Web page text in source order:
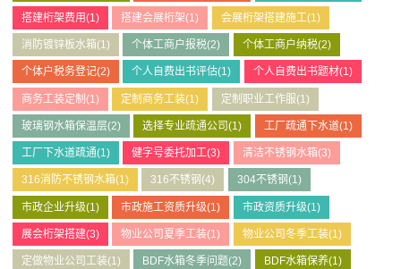
搭建桁架费用(1) 搭建会展桁架(1) 会展桁架搭建施工(1)
消防镀锌板水箱(1) 个体工商户报税(2) 个体工商户纳税(2)
个体户税务登记(2) 个人自费出书评估(1) 个人自费出书题材(1)
商务工装定制 (1) 定制商务工装(1) 定制职业工作服(1)
玻璃钢水箱保温层(2) 选择专业疏通公司(1) 工厂疏通下水道(1)
工厂下水道疏通(1) 健字号委托加工(3) 清洁不锈钢水箱(3)
316消防不锈钢水箱(1) 316不锈钢 (4) 304不锈钢(1)
市政企业升级(1) 市政施工资质升级(1) 市政资质升级(1)
展会桁架搭建(3) 物业公司夏季工装(1) 物业公司冬季工装(1)
定做物业公司工装(1) BDF水箱冬季问题(2) BDF水箱保养(1)